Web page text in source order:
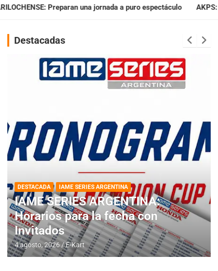
a puro espectáculo AKPS: Intervino la IGJ y oficializó el
Destacadas
DESTACADA IAME SERIES ARGENTINA
IAME SERIES ARGENTINA:
Horarios para la fecha con
Invitados
4 agosto, 2026 E-Kart